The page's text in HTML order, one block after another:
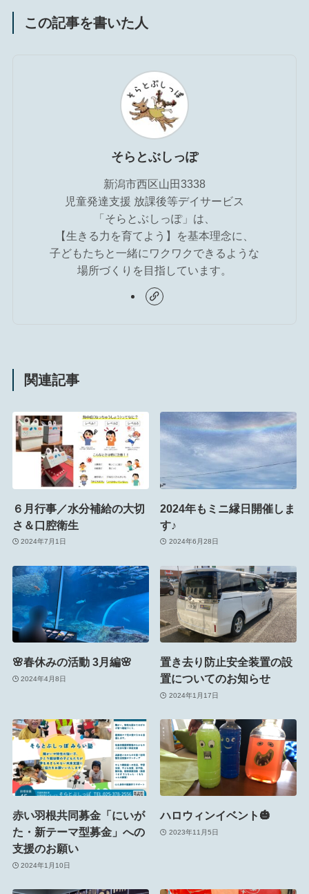
この記事を書いた人
そらとぶしっぽ
新潟市西区山田3338
児童発達支援 放課後等デイサービス
「そらとぶしっぽ」は、
【生きる力を育てよう】を基本理念に、
子どもたちと一緒にワクワクできるような
場所づくりを目指しています。
関連記事
６月行事／水分補給の大切
さ＆口腔衛生
2024年7月1日
2024年もミニ縁日開催しま
す♪
2024年6月28日
🌸春休みの活動 3月編🌸
2024年4月8日
置き去り防止安全装置の設
置についてのお知らせ
2024年1月17日
赤い羽根共同募金「にいが
た・新テーマ型募金」への
支援のお願い
2024年1月10日
ハロウィンイベント🎃
2023年11月5日